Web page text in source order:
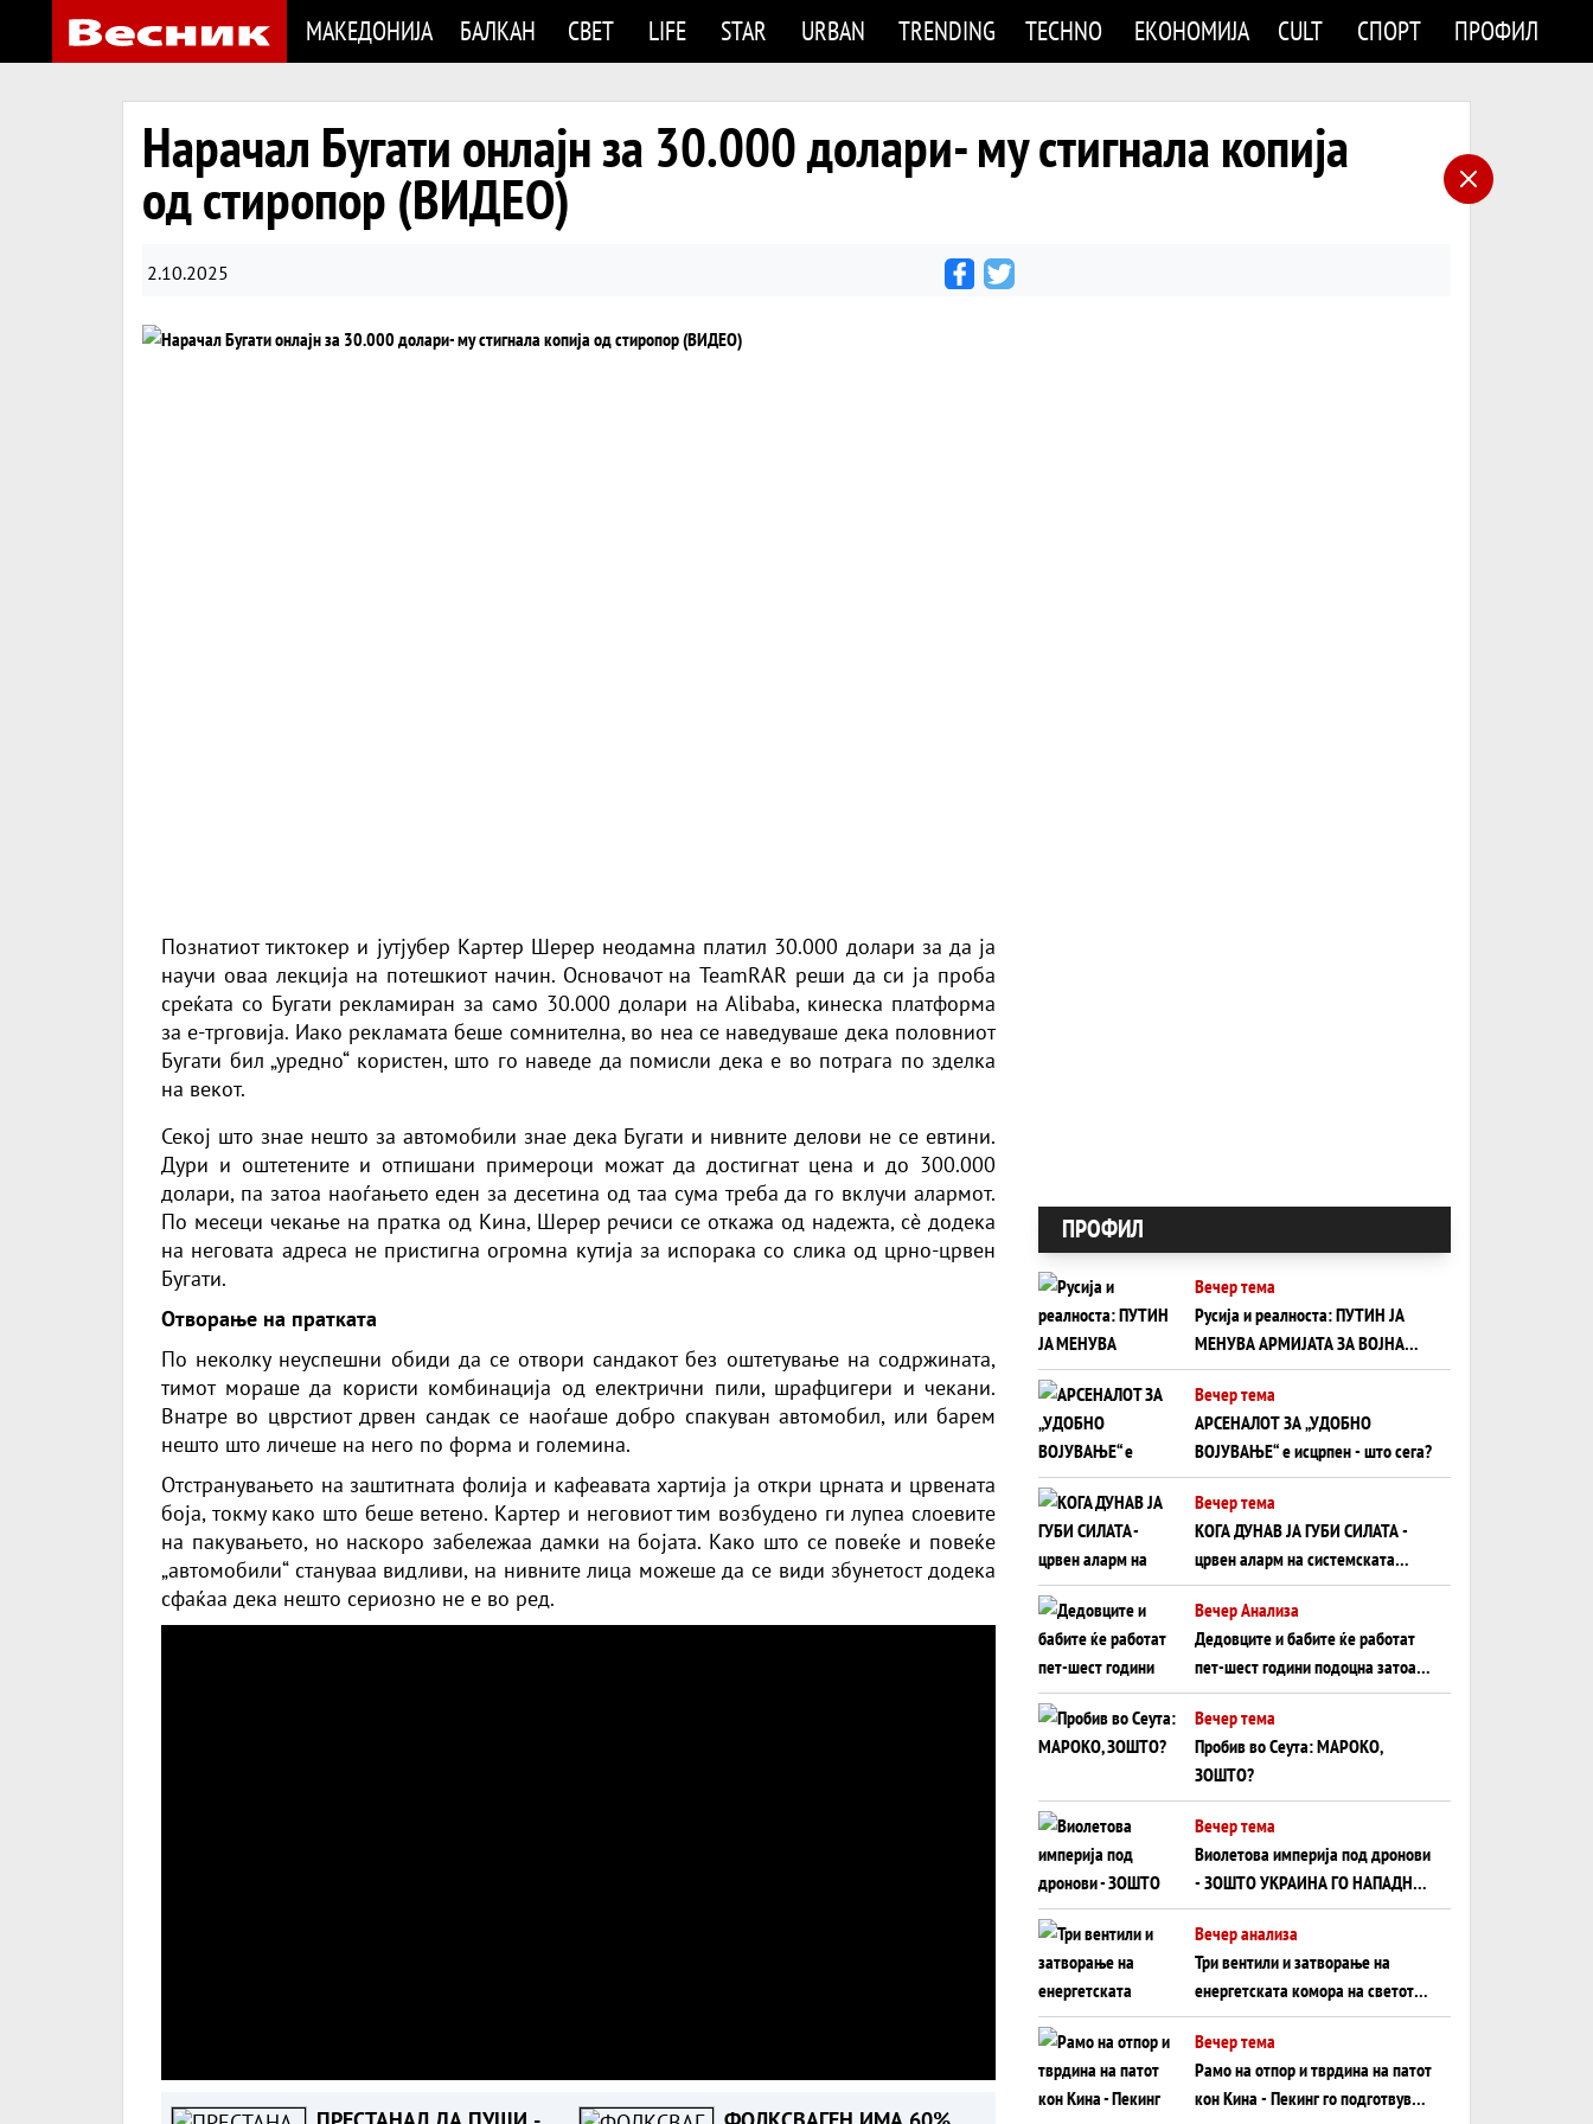
МАКЕДОНИЈА БАЛКАН СВЕТ LIFE STAR URBAN TRENDING TECHNO ЕКОНОМИЈА CULT СПОРТ ПРОФИЛ
Нарачал Бугати онлајн за 30.000 долари- му стигнала копија
од стиропор (ВИДЕО)
2.10.2025
Познатиот тиктокер и јутјубер Картер Шерер неодамна платил 30.000 долари за да ја
научи оваа лекција на потешкиот начин. Основачот на TeamRAR реши да си ја проба
среќата со Бугати рекламиран за само 30.000 долари на Alibaba, кинеска платформа
за е-трговија. Иако рекламата беше сомнителна, во неа се наведуваше дека половниот
Бугати бил „уредно“ користен, што го наведе да помисли дека е во потрага по зделка
на векот.
Секој што знае нешто за автомобили знае дека Бугати и нивните делови не се евтини.
Дури и оштетените и отпишани примероци можат да достигнат цена и до 300.000
долари, па затоа наоѓањето еден за десетина од таа сума треба да го вклучи алармот.
По месеци чекање на пратка од Кина, Шерер речиси се откажа од надежта, сè додека
на неговата адреса не пристигна огромна кутија за испорака со слика од црно-црвен
Бугати.
Отворање на пратката
По неколку неуспешни обиди да се отвори сандакот без оштетување на содржината,
тимот мораше да користи комбинација од електрични пили, шрафцигери и чекани.
Внатре во цврстиот дрвен сандак се наоѓаше добро спакуван автомобил, или барем
нешто што личеше на него по форма и големина.
Отстранувањето на заштитната фолија и кафеавата хартија ја откри црната и црвената
боја, токму како што беше ветено. Картер и неговиот тим возбудено ги лупеа слоевите
на пакувањето, но наскоро забележаа дамки на бојата. Како што се повеќе и повеќе
„автомобили“ стануваа видливи, на нивните лица можеше да се види збунетост додека
сфаќаа дека нешто сериозно не е во ред.
ПРОФИЛ
Вечер тема
Русија и реалноста: ПУТИН ЈА
МЕНУВА АРМИЈАТА ЗА ВОЈНА
ШТО ОСТАНУВА БЕЗ ФРОНТ
Вечер тема
АРСЕНАЛОТ ЗА „УДОБНО
ВОЈУВАЊЕ“ е исцрпен - што сега?
Вечер тема
КОГА ДУНАВ ЈА ГУБИ СИЛАТА -
црвен аларм на системската
плоча од јужна Германија до
Црното Море...
Вечер Анализа
Дедовците и бабите ќе работат
пет-шест години подоцна затоа
што НЕМААТ ВНУЦИ ДА ГИ
ЗАМЕНАТ
Вечер тема
Пробив во Сеута: МАРОКО,
ЗОШТО?
Вечер тема
Виолетова империја под дронови
- ЗОШТО УКРАИНА ГО НАПАДНА
РУСКИОТ WILDBERRIES
Вечер анализа
Три вентили и затворање на
енергетската комора на светот:
Нападот во Суец најавува
глобален енергетски инфаркт?
Вечер тема
Рамо на отпор и тврдина на патот
кон Кина - Пекинг го подготвува